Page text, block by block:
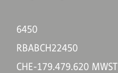
6450
RBABCH22450
CHE-179.479.620 MWST